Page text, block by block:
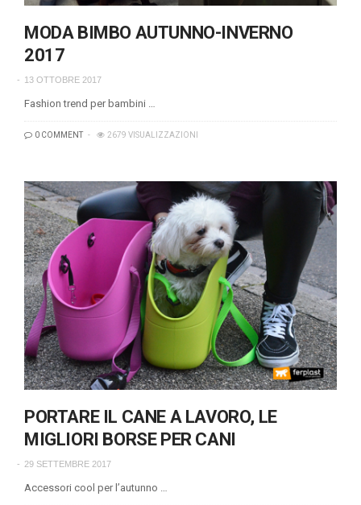
MODA BIMBO AUTUNNO-INVERNO
2017
13 OTTOBRE 2017
Fashion trend per bambini …
0 COMMENT 2679 VISUALIZZAZIONI
PORTARE IL CANE A LAVORO, LE
MIGLIORI BORSE PER CANI
29 SETTEMBRE 2017
Accessori cool per l’autunno …